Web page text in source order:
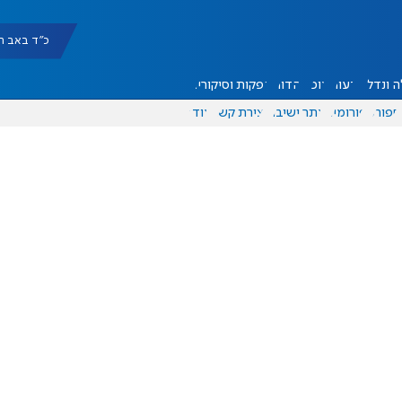
כ"ד באב תשפ"ו
ונדל"ן דעות אוכל יהדות הפקות וסיקורים
ספורט פורומים אתר ישיבה יצירת קשר עוד